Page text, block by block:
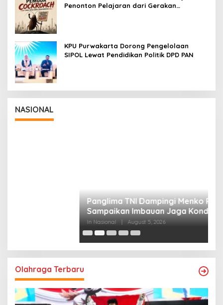
Penonton Pelajaran dari Gerakan
KPU Purwakarta Dorong Pengelolaan
SIPOL Lewat Pendidikan Politik DPD PAN
NASIONAL
Panglima TNI Dampingi Menko Polkam
Sampaikan Imbauan Jaga Kondusivitas
Bangsa
In Nasional
Olahraga Terbaru